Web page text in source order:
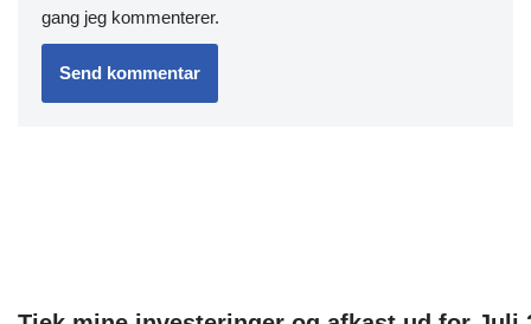
gang jeg kommenterer.